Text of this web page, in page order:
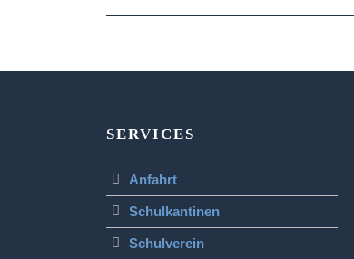
SERVICES
Anfahrt
Schulkantinen
Schulverein